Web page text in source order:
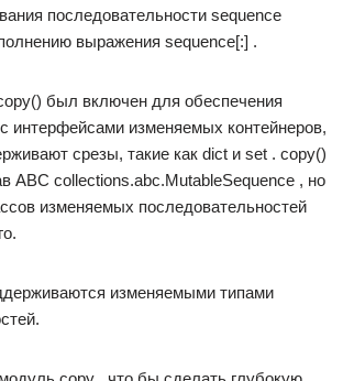
последовательности sequence
выражения sequence[:] .
был включен для обеспечения
интерфейсами изменяемых контейнеров,
срезы, такие как dict и set . copy()
ABC collections.abc.MutableSequence , но
изменяемых последовательностей
изменяемыми типами